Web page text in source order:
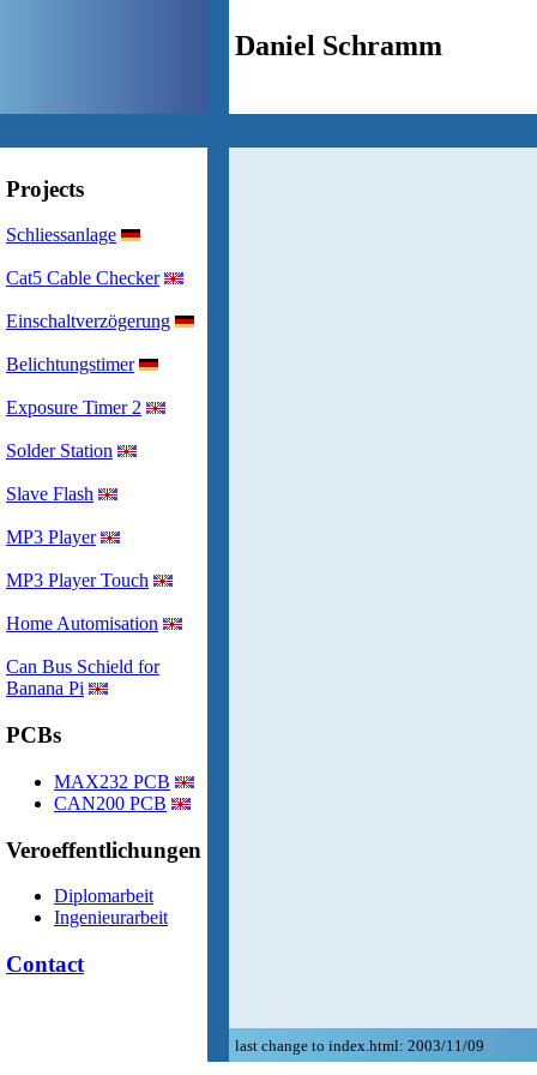
Daniel Schramm
Projects
Schliessanlage
Cat5 Cable Checker
Einschaltverzögerung
Belichtungstimer
Exposure Timer 2
Solder Station
Slave Flash
MP3 Player
MP3 Player Touch
Home Automisation
Can Bus Schield for
Banana Pi
PCBs
MAX232 PCB
CAN200 PCB
Veroeffentlichungen
Diplomarbeit
Ingenieurarbeit
Contact
last change to index.html: 2003/11/09